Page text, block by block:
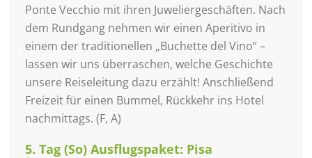
Ponte Vecchio mit ihren Juweliergeschäften. Nach
dem Rundgang nehmen wir einen Aperitivo in
einem der traditionellen „Buchette del Vino“ –
lassen wir uns überraschen, welche Geschichte
unsere Reiseleitung dazu erzählt! Anschließend
Freizeit für einen Bummel, Rückkehr ins Hotel
nachmittags. (F, A)
5. Tag (So) Ausflugspaket: Pisa